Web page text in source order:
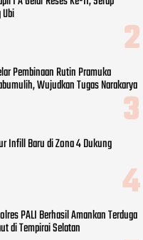
Pembinaan Rutin Pramuka
Wujudkan Tugas Narakarya
Infill Baru di Zona 4 Dukung
PALI Berhasil Amankan Terduga
di Tempirai Selatan